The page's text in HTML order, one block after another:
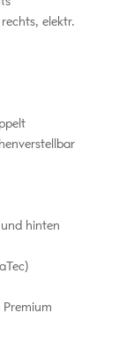
elektr.
hinten